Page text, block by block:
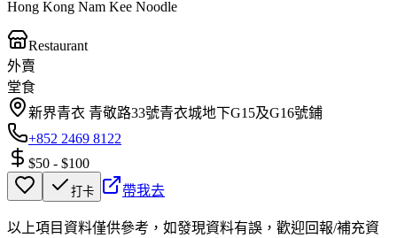
Hong Kong Nam Kee Noodle
Restaurant
外賣
堂食
新界青衣 青敬路33號青衣城地下G15及G16號鋪
+852 2469 8122
$50 - $100
打卡 帶我去
以上項目資料僅供參考，如發現資料有誤，歡迎回報/補充資